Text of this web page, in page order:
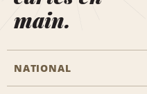
main.
NATIONAL